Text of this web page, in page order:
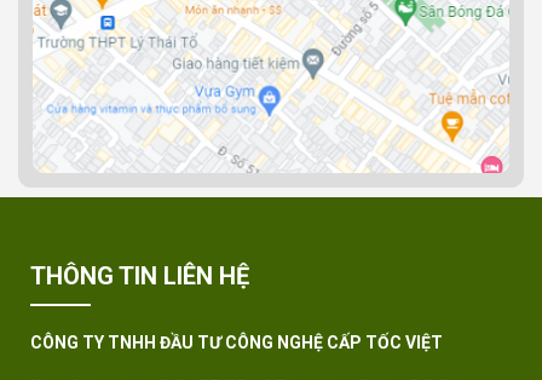
THÔNG TIN LIÊN HỆ
CÔNG TY TNHH ĐẦU TƯ CÔNG NGHỆ CẤP TỐC VIỆT